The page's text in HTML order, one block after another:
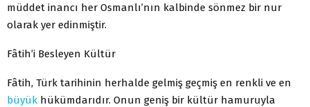
müddet inancı her Osmanlı’nın kalbinde sönmez bir nur
olarak yer edinmiştir.
Fâtih’i Besleyen Kültür
Fâtih, Türk tarihinin herhalde gelmiş geçmiş en renkli ve en
büyük hükümdarıdır. Onun geniş bir kültür hamuruyla